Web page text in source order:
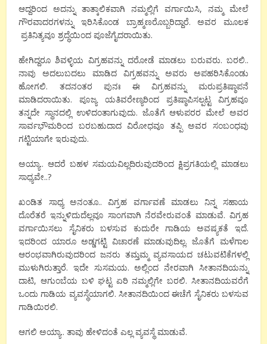
ಆದ್ದರಿಂದ ಅದನ್ನು ತಾತ್ಕಾಲಿಕವಾಗಿ ನಮ್ಮಲ್ಲಿಗೆ ವರ್ಗಾಯಿಸಿ, ನಮ್ಮ ಮೇಲೆ
ಗೌರವಾದರಗಳನ್ನು ಇರಿಸಿಕೊಂಡ ಬ್ರಾಹ್ಮಣರೊಬ್ಬರಿದ್ದಾರೆ. ಅವರ ಮೂಲಕ
ಪ್ರತಿನಿತ್ಯವೂ ಶ್ರದ್ಧೆಯಿಂದ ಪೂಜೆಗೈದರಾಯಿತು.
ಹೇಗಿದ್ದರೂ ಶಿವಳ್ಳಿಯ ವಿಗ್ರಹವನ್ನು ದರೋಡೆ ಮಾಡಲು ಬರುವರು. ಬರಲಿ..
ನಾವು ಅದಲುಬದಲು ಮಾಡಿದ ವಿಗ್ರಹವನ್ನು ಅವರು ಅಪಹರಿಸಿಕೊಂಡು
ಹೋಗಲಿ. ತದನಂತರ ಪುನಃ ಈ ವಿಗ್ರಹವನ್ನು ಮರುಪ್ರತಿಷ್ಠಾಪನೆ
ಮಾಡಿದರಾಯಿತು. ಪೂಜ್ಯ ಯತಿವರೇಣ್ಯರಿಂದ ಪ್ರತಿಷ್ಠಾಪಿಸಲ್ಪಟ್ಟ ವಿಗ್ರಹವೂ
ತನ್ನದೇ ಸ್ಥಾನದಲ್ಲಿ ಉಳಿದಂತಾಗುವುದು. ಜೊತೆಗೆ ಆಳುಪರರ ಮೇಲೆ ಅವರ
ಸಾರ್ವಭೌಮರಿಂದ ಬರಬಹುದಾದ ವಿರೋಧವೂ ತಪ್ಪಿ ಅವರ ಸಂಬಂಧವು
ಗಟ್ಟಿಯಾಗೇ ಇರುವುದು.
ಅಯ್ಯಾ.. ಆದರೆ ಬಹಳ ಸಮಯವಿಲ್ಲದಿರುವುದರಿಂದ ಕ್ಷಿಪ್ರಗತಿಯಲ್ಲಿ ಮಾಡಲು
ಸಾಧ್ಯವೇ..?
ಖಂಡಿತ ಸಾಧ್ಯ ಅನಂತೂ.. ವಿಗ್ರಹ ವರ್ಗಾವಣೆ ಮಾಡಲು ನಿನ್ನ ಸಹಾಯ
ದೊರೆತರೆ ಇನ್ನುಳಿದುದೆಲ್ಲವೂ ಸಾಂಗವಾಗಿ ನೆರವೇರುವಂತೆ ಮಾಡುವೆ. ವಿಗ್ರಹ
ವರ್ಗಾಯಿಸಲು ಸೈನಿಕರು ಬಳಸುವ ಕುದುರೇ ಗಾಡಿಯ ಅವಷ್ಯಕತೆ ಇದೆ.
ಇದರಿಂದ ಯಾರೂ ಅಡ್ಡಗಟ್ಟಿ ವಿಚಾರಣೆ ಮಾಡುವುದಿಲ್ಲ. ಜೊತೆಗೆ ಮಳೆಗಾಲ
ಆರಂಭವಾಗಿರುವುದರಿಂದ ಜನರು ತಮ್ತಮ್ಮ ವ್ಯವಸಾಯದ ಚಟುವಟಿಕೆಗಳಲ್ಲಿ
ಮುಳುಗಿರುತ್ತಾರೆ. ಇದೇ ಸುಸಮಯ. ಅಲ್ಲಿಂದ ನೇರವಾಗಿ ಸೀತಾನದಿಯನ್ನು
ದಾಟಿ, ಆಗುಂಬೆಯ ಬಳಿ ಘಟ್ಟ ಏರಿ ನಮ್ಮಲ್ಲಿಗೇ ಬರಲಿ. ಸೀತಾನದಿಯವರೆಗೆ
ಒಂದು ಗಾಡಿಯ ವ್ಯವಸ್ಥೆಯಾಗಲಿ. ಸೀತಾನದಿಯಿಂದ ಈಚೆಗೆ ಸೈನಿಕರು ಬಳಸುವ
ಗಾಡಿಯಿರಲಿ.
ಆಗಲಿ ಅಯ್ಯಾ.. ತಾವು ಹೇಳಿದಂತೆ ಎಲ್ಲ ವ್ಯವಸ್ಥೆ ಮಾಡುವೆ.